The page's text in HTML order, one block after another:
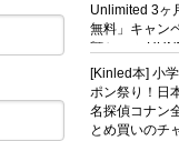
Unlimited 3ヶ
無料」キャン
額セール
社、無職転生,
KADOKAWA
ルも！
[Kinled本] 小
ポン祭り！日
名探偵コナン
とめ買いのチ